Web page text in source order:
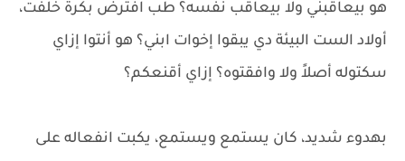
هو بيعاقبني ولا بيعاقب نفسه؟ طب افترض بكرة خلفت،
أولاد الست البيئة دي يبقوا إخوات ابني؟ هو أنتوا إزاي
سكتوله أصلاً ولا وافقتوه؟ إزاي أقنعكم؟
بهدوء شديد، كان يستمع ويستمع، يكبت انفعاله على